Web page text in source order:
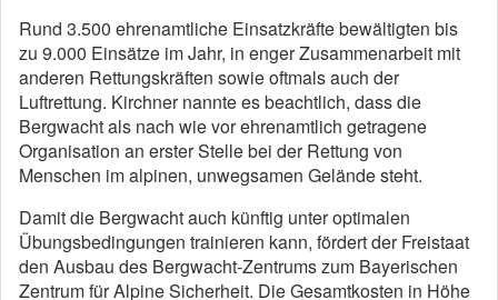
Rund 3.500 ehrenamtliche Einsatzkräfte bewältigten bis
zu 9.000 Einsätze im Jahr, in enger Zusammenarbeit mit
anderen Rettungskräften sowie oftmals auch der
Luftrettung. Kirchner nannte es beachtlich, dass die
Bergwacht als nach wie vor ehrenamtlich getragene
Organisation an erster Stelle bei der Rettung von
Menschen im alpinen, unwegsamen Gelände steht.
Damit die Bergwacht auch künftig unter optimalen
Übungsbedingungen trainieren kann, fördert der Freistaat
den Ausbau des Bergwacht-Zentrums zum Bayerischen
Zentrum für Alpine Sicherheit. Die Gesamtkosten in Höhe